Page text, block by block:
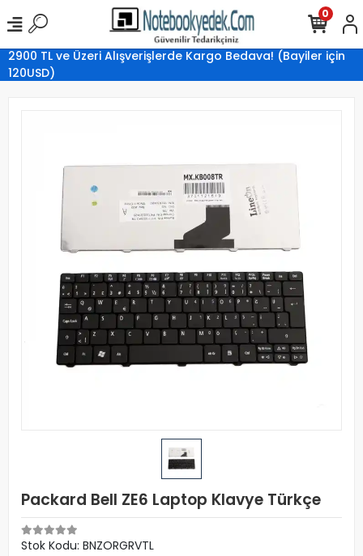
2900 TL ve Üzeri Alışverişlerde Kargo Bedava! (Bayiler için
120USD)
0
Packard Bell ZE6 Laptop Klavye Türkçe
Stok Kodu: BNZORGRVTL